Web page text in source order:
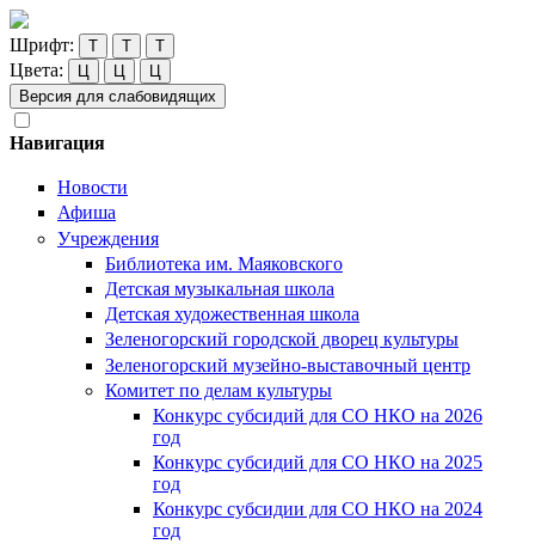
Шрифт: Т Т Т
Цвета: Ц Ц
Ц
Версия для слабовидящих
Навигация
Новости
Афиша
Учреждения
Библиотека им. Маяковского
Детская музыкальная школа
Детская художественная школа
Зеленогорский городской дворец культуры
Зеленогорский музейно-выставочный центр
Комитет по делам культуры
Конкурс субсидий для СО НКО на 2026
год
Конкурс субсидий для СО НКО на 2025
год
Конкурс субсидии для СО НКО на 2024
год